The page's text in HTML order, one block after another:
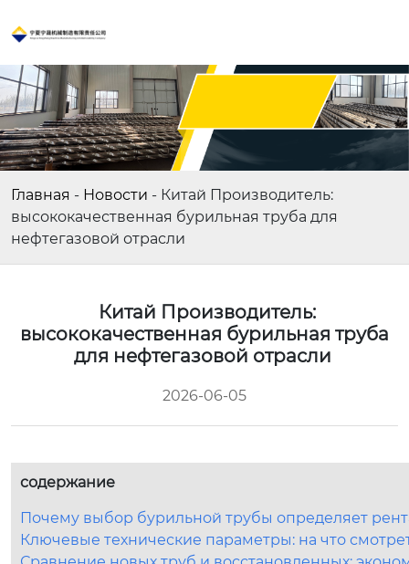
Главная - Новости - Китай Производитель:
высококачественная бурильная труба для
нефтегазовой отрасли
Китай Производитель:
высококачественная бурильная труба
для нефтегазовой отрасли
2026-06-05
содержание
Почему выбор бурильной трубы определяет
Ключевые технические параметры: на что